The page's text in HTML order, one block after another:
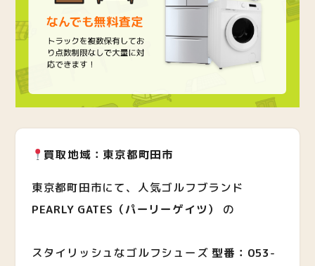
買取地域：東京都町田市
東京都町田市にて、人気ゴルフブランド
PEARLY GATES（パーリーゲイツ）
の
スタイリッシュなゴルフシューズ 型番：053-